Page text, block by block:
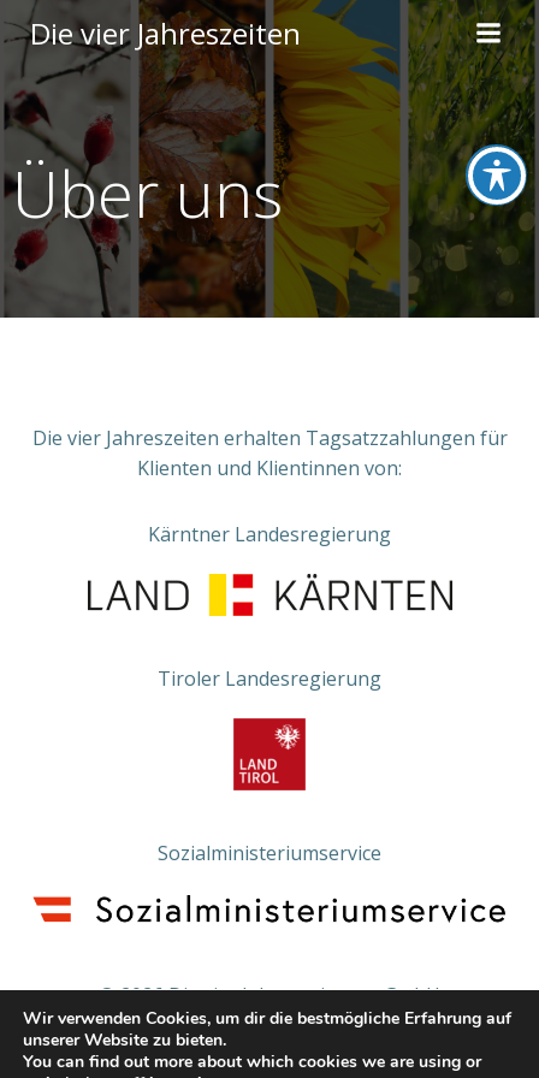
Zum
Inhalt
springen
Die vier Jahreszeiten
Über uns
Die vier Jahreszeiten erhalten Tagsatzzahlungen für
Klienten und Klientinnen von:
Kärntner Landesregierung
Tiroler Landesregierung
Sozialministeriumservice
© 2026 Die vier Jahreszeiten - gGmbH
IMPRESSUM DATENSCHUTZERKLÄRUNG
Wir verwenden Cookies, um dir die bestmögliche Erfahrung auf
unserer Website zu bieten.
You can find out more about which cookies we are using or